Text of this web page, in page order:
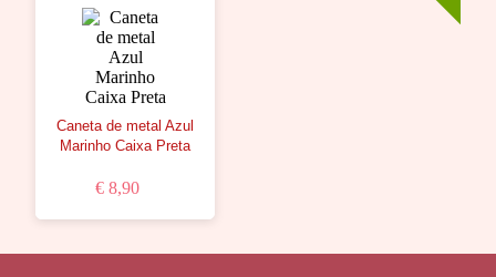
Caneta de metal Azul
Marinho Caixa Preta
€ 8,90